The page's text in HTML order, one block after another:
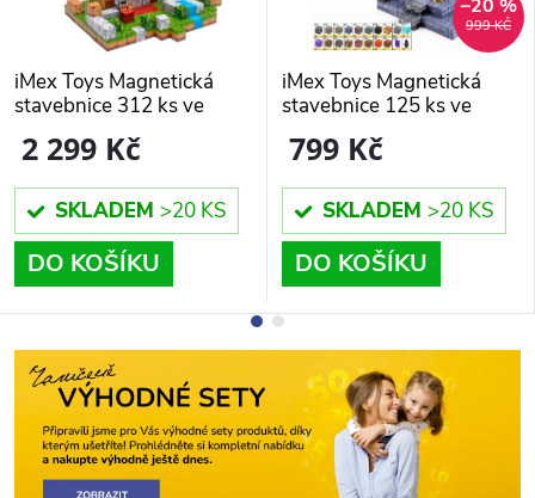
iMex Toys Magnetická
stavebnice 312 ks ve
2 299 Kč
SKLADEM >20 KS
DO KOŠÍKU
999 KČ
–20 %
iMex Toys Magnetická
stavebnice 125 ks ve
799 Kč
SKLADEM >20 KS
DO KOŠÍKU